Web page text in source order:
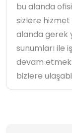
bu alanda
sizlere hizmet
alanda gerek
sunumları ile
devam
bizlere